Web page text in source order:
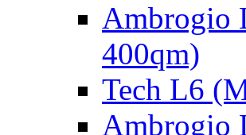
Ambrogio
400qm)
Tech L6
Ambrogio